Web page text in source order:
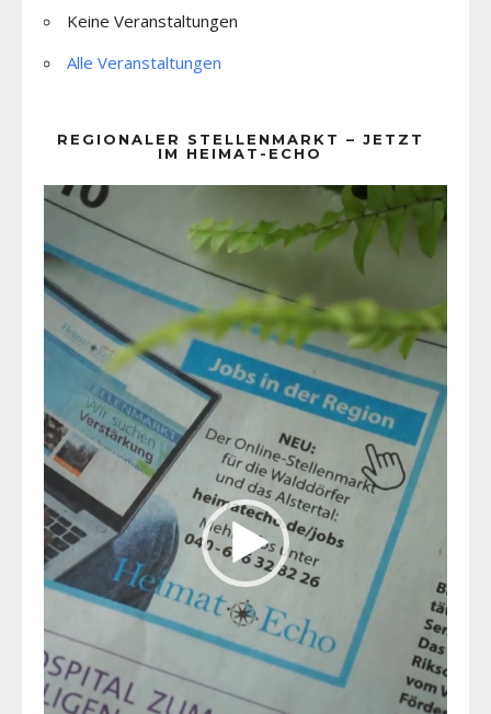
Keine Veranstaltungen
Alle Veranstaltungen
REGIONALER STELLENMARKT – JETZT
IM HEIMAT-ECHO
Player